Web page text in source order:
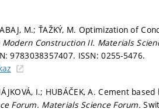
M.; ŤAŽKÝ, M. Optimization of
Modern Construction II. Materials
9783038357407. ISSN: 0255-5476.
I.; HUBÁČEK, A. Cement
Forum. Materials Science Forum.